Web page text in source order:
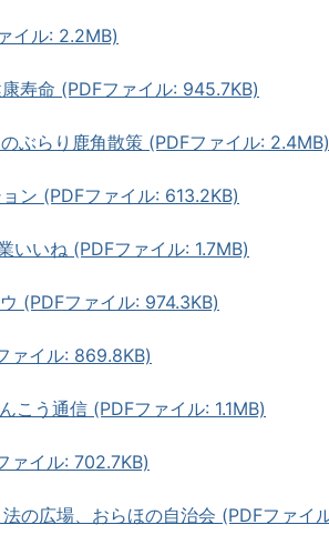
イル: 2.2MB)
寿命 (PDFファイル: 945.7KB)
ぶらり鹿角散策 (PDFファイル: 2.4MB)
ン (PDFファイル: 613.2KB)
いいね (PDFファイル: 1.7MB)
(PDFファイル: 974.3KB)
ァイル: 869.8KB)
こう通信 (PDFファイル: 1.1MB)
ァイル: 702.7KB)
の広場、おらほの自治会 (PDFファイ